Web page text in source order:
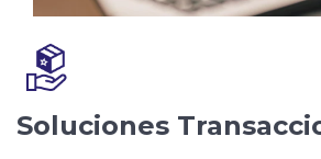
Soluciones